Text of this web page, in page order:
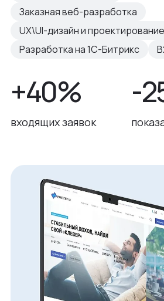
Заказная веб-разработка
UX\UI-дизайн и проектирование
Разработка на 1С-Битрикс
+40%
входящих заявок
-